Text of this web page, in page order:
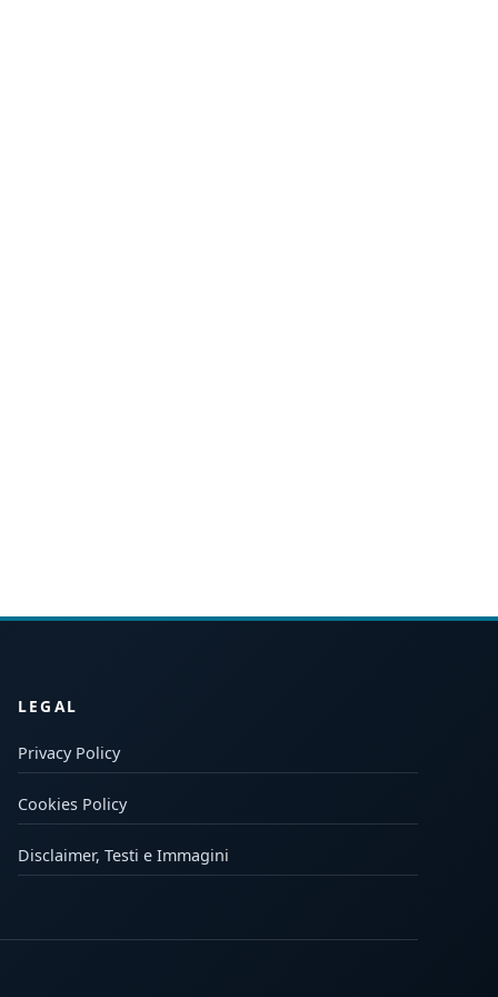
LEGAL
Privacy Policy
Cookies Policy
Disclaimer, Testi e Immagini